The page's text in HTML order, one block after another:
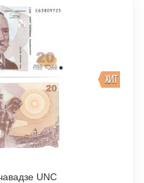
ХИТ
Грузия 20 лари 2011 Илья Чавчавадзе UNC